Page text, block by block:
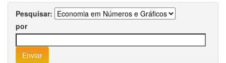
Pesquisar:
por